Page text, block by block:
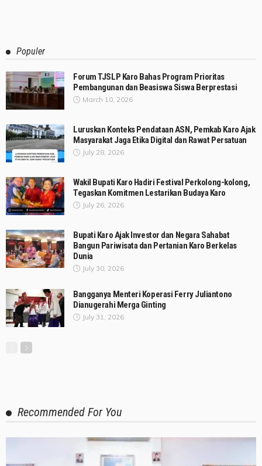
Populer
Forum TJSLP Karo Bahas Program Prioritas
Pembangunan dan Beasiswa Siswa Berprestasi
March 10, 2026
Luruskan Konteks Pendataan ASN, Pemkab Karo Ajak
Masyarakat Jaga Etika Digital dan Rawat Persatuan
July 28, 2026
Wakil Bupati Karo Hadiri Festival Perkolong-kolong,
Tegaskan Komitmen Lestarikan Budaya Karo
July 26, 2026
Bupati Karo Ajak Investor dan Negara Sahabat
Bangun Pariwisata dan Pertanian Karo Berkelas
Dunia
July 30, 2026
Bangganya Menteri Koperasi Ferry Juliantono
Dianugerahi Merga Ginting
July 31, 2026
Recommended For You